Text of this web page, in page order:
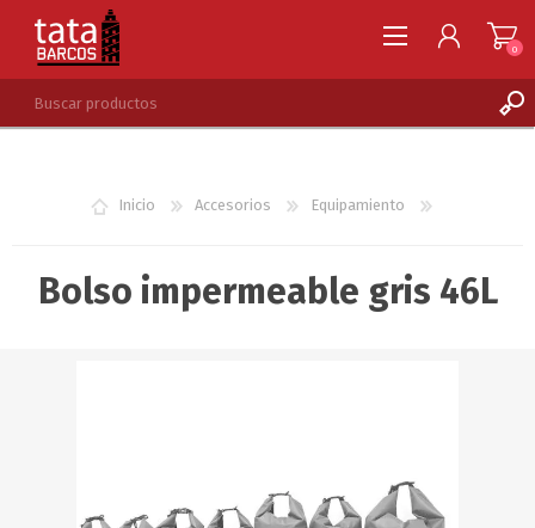
LISTA DE DESEOS
0
Inicio Accesorios Equipamiento
Bolso impermeable gris 46L